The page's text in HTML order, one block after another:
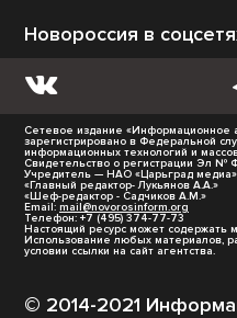
Новороссия в
Сетевое издание «Информационное
зарегистрировано в Федеральной
информационных технологий и
Свидетельство о регистрации Эл №
Учредитель — НАО «Царьград
«Главный редактор- Лукьянов А.А.»
«Шеф-редактор - Садчиков А.М.»
Email: mail@novorosinform.org
Телефон: +7 (495) 374-77-73
Настоящий ресурс может содержать
Использование любых материалов,
условии ссылки на сайт агентства.
© 2014-2021